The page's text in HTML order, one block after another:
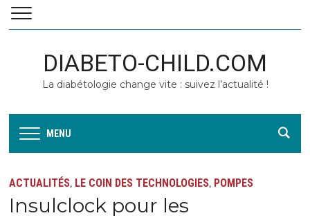
DIABETO-CHILD.COM
La diabétologie change vite : suivez l’actualité !
MENU
ACTUALITÉS, LE COIN DES TECHNOLOGIES, POMPES
Insulclock pour les